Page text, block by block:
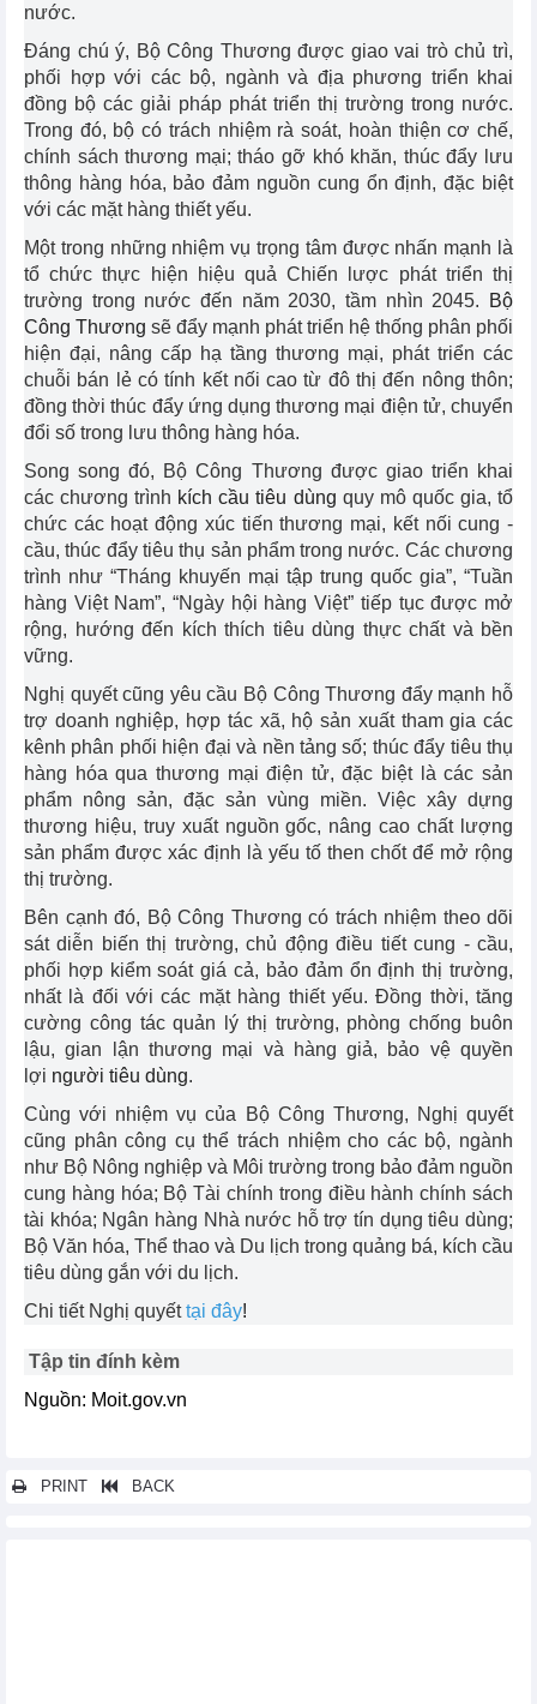
nước.
Đáng chú ý, Bộ Công Thương được giao vai trò chủ trì,
phối hợp với các bộ, ngành và địa phương triển khai
đồng bộ các giải pháp phát triển thị trường trong nước.
Trong đó, bộ có trách nhiệm rà soát, hoàn thiện cơ chế,
chính sách thương mại; tháo gỡ khó khăn, thúc đẩy lưu
thông hàng hóa, bảo đảm nguồn cung ổn định, đặc biệt
với các mặt hàng thiết yếu.
Một trong những nhiệm vụ trọng tâm được nhấn mạnh là
tổ chức thực hiện hiệu quả Chiến lược phát triển thị
trường trong nước đến năm 2030, tầm nhìn 2045.
Bộ
Công Thương sẽ đẩy mạnh phát triển hệ thống phân phối
hiện đại, nâng cấp hạ tầng thương mại, phát triển các
chuỗi bán lẻ có tính kết nối cao từ đô thị đến nông thôn;
đồng thời thúc đẩy ứng dụng thương mại điện tử, chuyển
đổi số trong lưu thông hàng hóa.
Song song đó, Bộ Công Thương được giao triển khai
các chương trình kích cầu tiêu dùng quy mô quốc gia, tổ
chức các hoạt động xúc tiến thương mại, kết nối cung -
cầu, thúc đẩy tiêu thụ sản phẩm trong nước. Các chương
trình như “Tháng khuyến mại tập trung quốc gia”, “Tuần
hàng Việt Nam”, “Ngày hội hàng Việt” tiếp tục được mở
rộng, hướng đến kích thích tiêu dùng thực chất và bền
vững.
Nghị quyết cũng yêu cầu Bộ Công Thương đẩy mạnh hỗ
trợ doanh nghiệp, hợp tác xã, hộ sản xuất tham gia các
kênh phân phối hiện đại và nền tảng số; thúc đẩy tiêu thụ
hàng hóa qua thương mại điện tử, đặc biệt là các sản
phẩm nông sản, đặc sản vùng miền. Việc xây dựng
thương hiệu, truy xuất nguồn gốc, nâng cao chất lượng
sản phẩm được xác định là yếu tố then chốt để mở rộng
thị trường.
Bên cạnh đó, Bộ Công Thương có trách nhiệm theo dõi
sát diễn biến thị trường, chủ động điều tiết cung - cầu,
phối hợp kiểm soát giá cả, bảo đảm ổn định thị trường,
nhất là đối với các mặt hàng thiết yếu. Đồng thời, tăng
cường công tác quản lý thị trường, phòng chống buôn
lậu, gian lận thương mại và hàng giả, bảo vệ quyền
lợi người tiêu dùng.
Cùng với nhiệm vụ của Bộ Công Thương, Nghị quyết
cũng phân công cụ thể trách nhiệm cho các bộ, ngành
như Bộ Nông nghiệp và Môi trường trong bảo đảm nguồn
cung hàng hóa; Bộ Tài chính trong điều hành chính sách
tài khóa; Ngân hàng Nhà nước hỗ trợ tín dụng tiêu dùng;
Bộ Văn hóa, Thể thao và Du lịch trong quảng bá, kích cầu
tiêu dùng gắn với du lịch.
Chi tiết Nghị quyếttại đây!
Tập tin đính kèm
Nguồn: Moit.gov.vn
PRINT BACK